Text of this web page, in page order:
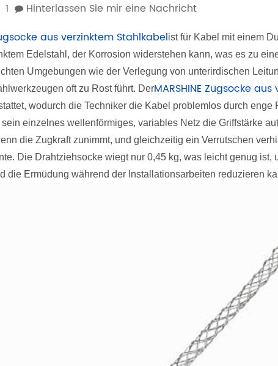
1 Hinterlassen Sie mir eine Nachricht
aus verzinktem Stahlkabelist für Kabel mit einem
Edelstahl, der Korrosion widerstehen kann, was es zu
Umgebungen wie der Verlegung von unterirdischen
oft zu Rost führt. DerMARSHINE Zugsocke
wodurch die Techniker die Kabel problemlos durch
einzelnes wellenförmiges, variables Netz die Griffstärke
die Zugkraft zunimmt, und gleichzeitig ein Verrutschen
Die Drahtziehsocke wiegt nur 0,45 kg, was leicht genug ist,
die Ermüdung während der Installationsarbeiten reduzieren